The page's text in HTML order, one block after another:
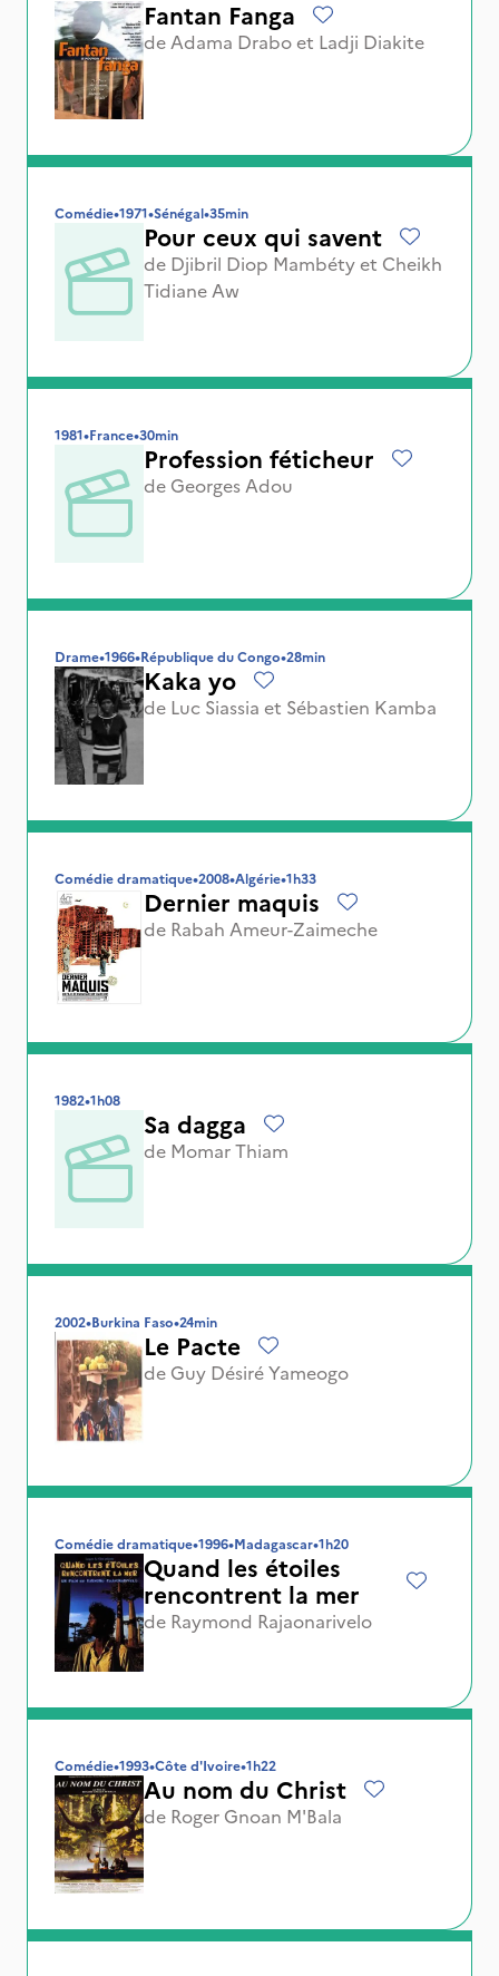
Fantan Fanga
de Adama Drabo et Ladji Diakite
Comédie•1971•Sénégal•35min
Pour ceux qui savent
de Djibril Diop Mambéty et Cheikh
Tidiane Aw
1981•France•30min
Profession féticheur
de Georges Adou
Drame•1966•République du Congo•28min
Kaka yo
de Luc Siassia et Sébastien Kamba
Comédie dramatique•2008•Algérie•1h33
Dernier maquis
de Rabah Ameur-Zaimeche
1982•1h08
Sa dagga
de Momar Thiam
2002•Burkina Faso•24min
Le Pacte
de Guy Désiré Yameogo
Comédie dramatique•1996•Madagascar•1h20
Quand les étoiles
rencontrent la mer
de Raymond Rajaonarivelo
Comédie•1993•Côte d'Ivoire•1h22
Au nom du Christ
de Roger Gnoan M'Bala